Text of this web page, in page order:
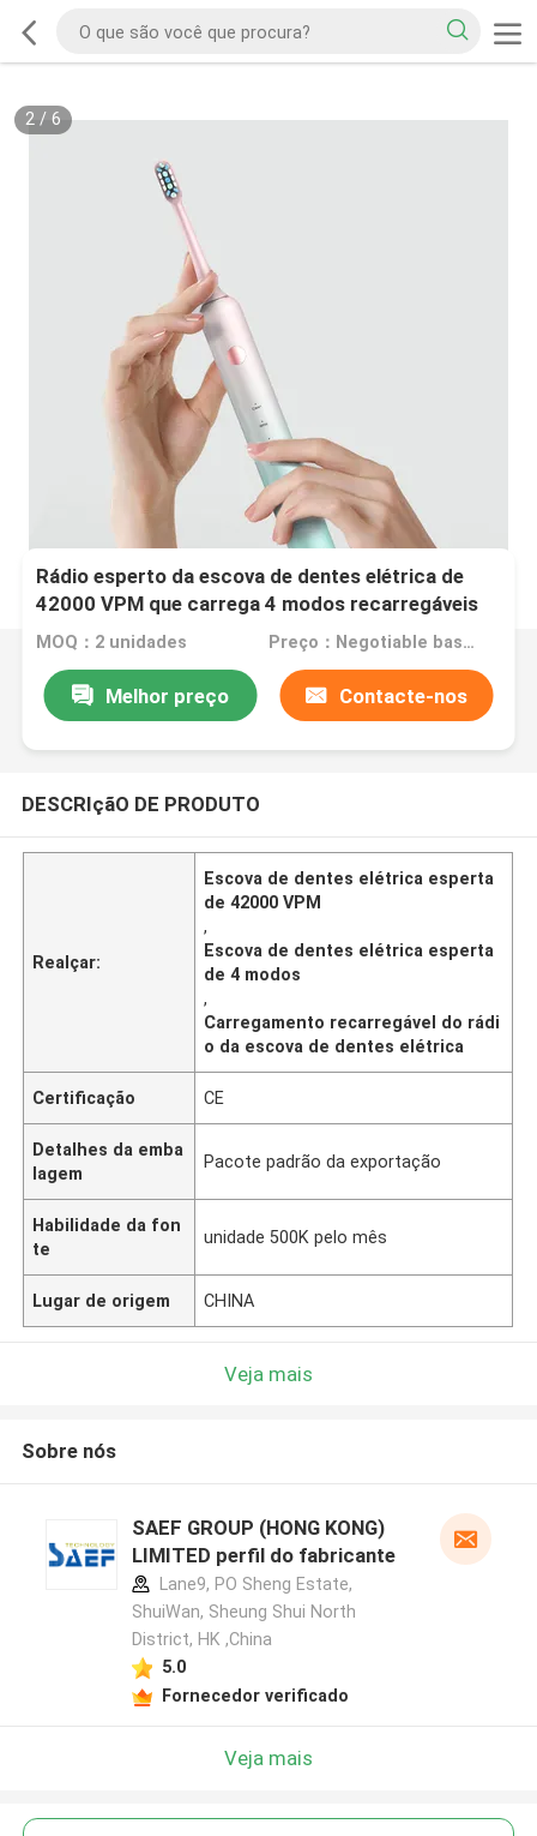
2/ 6
Rádio esperto da escova de dentes elétrica de
42000 VPM que carrega 4 modos recarregáveis
MOQ：2 unidades Preço：Negotiable based on order lot quantity
Melhor preço Contacte-nos
DESCRIçãO DE PRODUTO
Realçar:
Escova de dentes elétrica esperta
de 42000 VPM
,
Escova de dentes elétrica esperta
de 4 modos
,
Carregamento recarregável do rádi
o da escova de dentes elétrica
Certificação CE
Detalhes da emba
lagem
Pacote padrão da exportação
Habilidade da fon
te
unidade 500K pelo mês
Lugar de origem CHINA
Veja mais
Sobre nós
SAEF GROUP (HONG KONG)
LIMITED perfil do fabricante
Lane9, PO Sheng Estate,
ShuiWan, Sheung Shui North
District, HK ,China
5.0
Fornecedor verificado
Veja mais